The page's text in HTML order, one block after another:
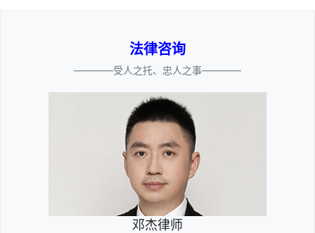
法律咨询
————受人之托、忠人之事————
邓杰律师